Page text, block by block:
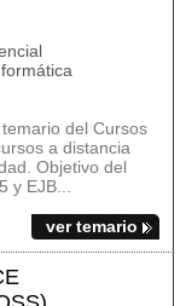
del Cursos
a distancia
Objetivo del
y EJB...
ver temario